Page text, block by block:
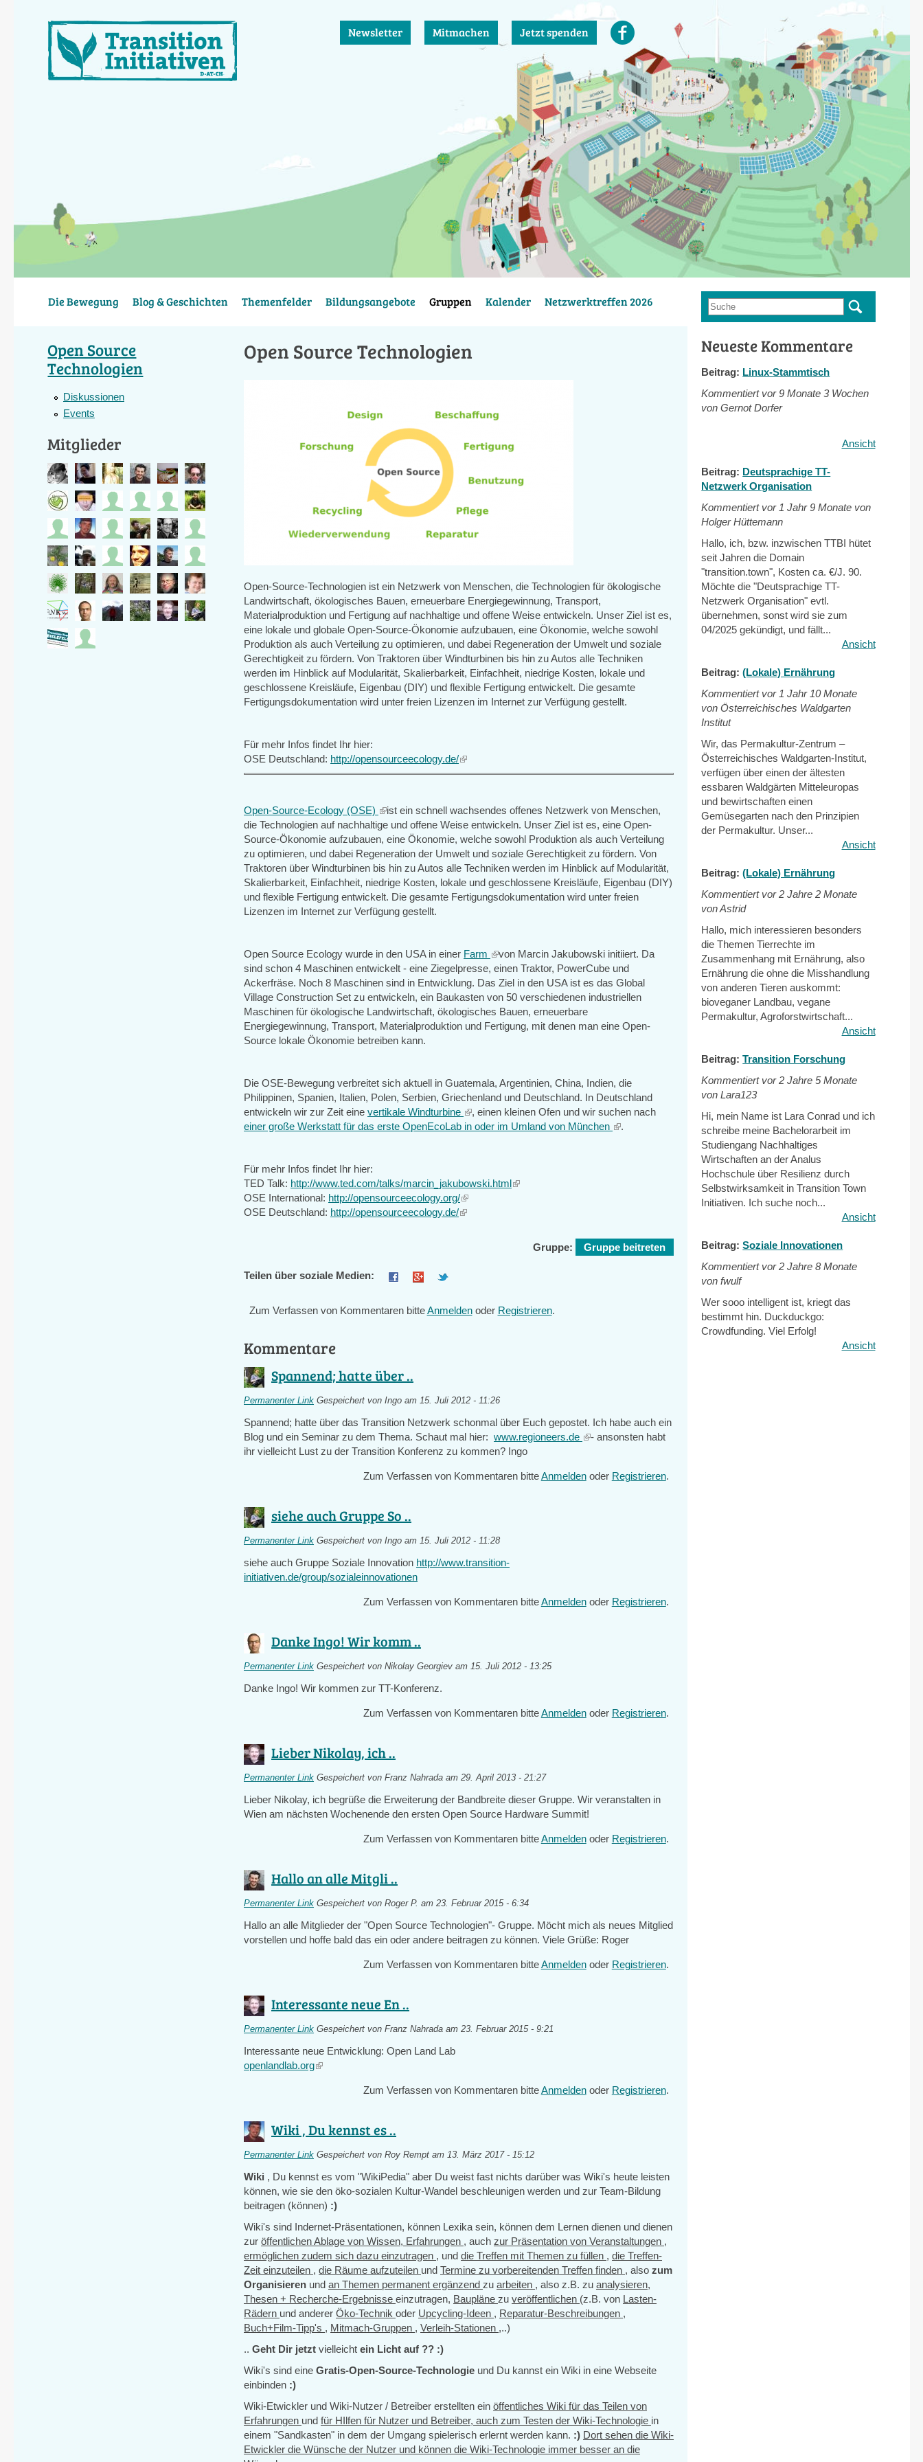
Newsletter Mitmachen Jetzt spenden
Die Bewegung Blog & Geschichten Themenfelder Bildungsangebote Gruppen Kalender Netzwerktreffen 2026
Open Source Technologien
Open-Source-Technologien ist ein Netzwerk von Menschen, die Technologien für ökologische
Landwirtschaft, ökologisches Bauen, erneuerbare Energiegewinnung, Transport,
Materialproduktion und Fertigung auf nachhaltige und offene Weise entwickeln. Unser Ziel ist es,
eine lokale und globale Open-Source-Ökonomie aufzubauen, eine Ökonomie, welche sowohl
Produktion als auch Verteilung zu optimieren, und dabei Regeneration der Umwelt und soziale
Gerechtigkeit zu fördern. Von Traktoren über Windturbinen bis hin zu Autos alle Techniken
werden im Hinblick auf Modularität, Skalierbarkeit, Einfachheit, niedrige Kosten, lokale und
geschlossene Kreisläufe, Eigenbau (DIY) und flexible Fertigung entwickelt. Die gesamte
Fertigungsdokumentation wird unter freien Lizenzen im Internet zur Verfügung gestellt.
Für mehr Infos findet Ihr hier:
OSE Deutschland: http://opensourceecology.de/(link
is
Open-Source-Ecology (OSE) (link
is
external)
ist ein schnell wachsendes offenes Netzwerk von Menschen,
die Technologien auf nachhaltige und offene Weise entwickeln. Unser Ziel ist es, eine Open-
Source-Ökonomie aufzubauen, eine Ökonomie, welche sowohl Produktion als auch Verteilung
zu optimieren, und dabei Regeneration der Umwelt und soziale Gerechtigkeit zu fördern. Von
Traktoren über Windturbinen bis hin zu Autos alle Techniken werden im Hinblick auf Modularität,
Skalierbarkeit, Einfachheit, niedrige Kosten, lokale und geschlossene Kreisläufe, Eigenbau (DIY)
und flexible Fertigung entwickelt. Die gesamte Fertigungsdokumentation wird unter freien
Lizenzen im Internet zur Verfügung gestellt.
Open Source Ecology wurde in den USA in einer Farm (link
is
external)
von Marcin Jakubowski initiiert. Da
sind schon 4 Maschinen entwickelt - eine Ziegelpresse, einen Traktor, PowerCube und
Ackerfräse. Noch 8 Maschinen sind in Entwicklung. Das Ziel in den USA ist es das Global
Village Construction Set zu entwickeln, ein Baukasten von 50 verschiedenen industriellen
Maschinen für ökologische Landwirtschaft, ökologisches Bauen, erneuerbare
Energiegewinnung, Transport, Materialproduktion und Fertigung, mit denen man eine Open-
Source lokale Ökonomie betreiben kann.
Die OSE-Bewegung verbreitet sich aktuell in Guatemala, Argentinien, China, Indien, die
Philippinen, Spanien, Italien, Polen, Serbien, Griechenland und Deutschland. In Deutschland
entwickeln wir zur Zeit einevertikale Windturbine (link
is
, einen kleinen Ofen und wir suchen nach
einer große Werkstatt für das erste OpenEcoLab in oder im Umland von München (link
.
Für mehr Infos findet Ihr hier:
TED Talk: http://www.ted.com/talks/marcin_jakubowski.html(link
OSE International: http://opensourceecology.org/(link
is
OSE Deutschland: http://opensourceecology.de/(link
Gruppe: Gruppe beitreten
Teilen über soziale Medien:
Zum Verfassen von Kommentaren bitteAnmeldenoder Registrieren.
Kommentare
Spannend; hatte über ..
Permanenter Link Gespeichert vonIngo am 15. Juli 2012 - 11:26
Spannend; hatte über das Transition Netzwerk schonmal über Euch gepostet. Ich habe auch ein
Blog und ein Seminar zu dem Thema. Schaut mal hier:www.regioneers.de (link
- ansonsten habt
ihr vielleicht Lust zu der Transition Konferenz zu kommen? Ingo
Zum Verfassen von Kommentaren bitteAnmeldenoder Registrieren.
siehe auch Gruppe So ..
Permanenter Link Gespeichert vonIngo am 15. Juli 2012 - 11:28
siehe auch Gruppe Soziale Innovation http://www.transition-
initiativen.de/group/sozialeinnovationen
Zum Verfassen von Kommentaren bitteAnmeldenoder Registrieren.
Danke Ingo! Wir komm ..
Permanenter Link Gespeichert vonNikolay Georgiev am 15. Juli 2012 - 13:25
Danke Ingo! Wir kommen zur TT-Konferenz.
Zum Verfassen von Kommentaren bitteAnmeldenoder Registrieren.
Lieber Nikolay, ich ..
Permanenter Link Gespeichert vonFranz Nahrada am 29. April 2013 - 21:27
Lieber Nikolay, ich begrüße die Erweiterung der Bandbreite dieser Gruppe. Wir veranstalten in
Wien am nächsten Wochenende den ersten Open Source Hardware Summit!
Zum Verfassen von Kommentaren bitteAnmeldenoder Registrieren.
Hallo an alle Mitgli ..
Permanenter Link Gespeichert vonRoger P. am 23. Februar 2015 - 6:34
Hallo an alle Mitglieder der "Open Source Technologien"- Gruppe. Möcht mich als neues Mitglied
vorstellen und hoffe bald das ein oder andere beitragen zu können. Viele Grüße: Roger
Zum Verfassen von Kommentaren bitteAnmeldenoder Registrieren.
Interessante neue En ..
Permanenter Link Gespeichert vonFranz Nahrada am 23. Februar 2015 - 9:21
Interessante neue Entwicklung: Open Land Lab
openlandlab.org(link
Zum Verfassen von Kommentaren bitteAnmeldenoder Registrieren.
Wiki , Du kennst es ..
Permanenter Link Gespeichert vonRoy Rempt am 13. März 2017 - 15:12
Wiki , Du kennst es vom "WikiPedia" aber Du weist fast nichts darüber was Wiki's heute leisten
können, wie sie den öko-sozialen Kultur-Wandel beschleunigen werden und zur Team-Bildung
beitragen (können) :)
Wiki's sind Indernet-Präsentationen, können Lexika sein, können dem Lernen dienen und dienen
zuröffentlichen Ablage von Wissen, Erfahrungen , auchzur Präsentation von Veranstaltungen ,
ermöglichen zudem sich dazu einzutragen , unddie Treffen mit Themen zu füllen ,die Treffen-
Zeit einzuteilen ,die Räume aufzuteilen undTermine zu vorbereitenden Treffen finden , alsozum
Organisieren undan Themen permanent ergänzendzuarbeiten , also z.B. zuanalysieren,
Thesen + Recherche-Ergebnisseeinzutragen, Bauplänezuveröffentlichen (z.B. von Lasten-
Rädern und andererÖko-Technikoder Upcycling-Ideen , Reparatur-Beschreibungen ,
Buch+Film-Tipp's , Mitmach-Gruppen ,Verleih-Stationen ,..)
..Geht Dir jetztvielleichtein Licht auf ?? :)
Wiki's sind eineGratis-Open-Source-Technologie und Du kannst ein Wiki in eine Webseite
einbinden :)
Wiki-Etwickler und Wiki-Nutzer / Betreiber erstellten einöffentliches Wiki für das Teilen von
Erfahrungen undfür HIlfen für Nutzer und Betreiber, auch zum Testen der Wiki-Technologie in
einem "Sandkasten" in dem der Umgang spielerisch erlernt werden kann. :) Dort sehen die Wiki-
Etwickler die Wünsche der Nutzer und können die Wiki-Technologie immer besser an die
Open Source
Technologien
Diskussionen
Events
Mitglieder
Suchformular
Suche
Neueste Kommentare
Beitrag: Linux-Stammtisch
Kommentiert vor9 Monate 3 Wochen
von Gernot Dorfer
Ansicht
Beitrag: Deutsprachige TT-
Netzwerk Organisation
Kommentiert vor 1 Jahr 9 Monate von
Holger Hüttemann
Hallo, ich, bzw. inzwischen TTBI hütet
seit Jahren die Domain
"transition.town", Kosten ca. €/J. 90.
Möchte die "Deutsprachige TT-
Netzwerk Organisation" evtl.
übernehmen, sonst wird sie zum
04/2025 gekündigt, und fällt...
Ansicht
Beitrag:(Lokale) Ernährung
Kommentiert vor 1 Jahr 10 Monate
von Österreichisches Waldgarten
Institut
Wir, das Permakultur-Zentrum –
Österreichisches Waldgarten-Institut,
verfügen über einen der ältesten
essbaren Waldgärten Mitteleuropas
und bewirtschaften einen
Gemüsegarten nach den Prinzipien
der Permakultur. Unser...
Ansicht
Beitrag:(Lokale) Ernährung
Kommentiert vor2 Jahre 2 Monate
von Astrid
Hallo, mich interessieren besonders
die Themen Tierrechte im
Zusammenhang mit Ernährung, also
Ernährung die ohne die Misshandlung
von anderen Tieren auskommt:
bioveganer Landbau, vegane
Permakultur, Agroforstwirtschaft...
Ansicht
Beitrag:Transition Forschung
Kommentiert vor2 Jahre 5 Monate
von Lara123
Hi, mein Name ist Lara Conrad und ich
schreibe meine Bachelorarbeit im
Studiengang Nachhaltiges
Wirtschaften an der Analus
Hochschule über Resilienz durch
Selbstwirksamkeit in Transition Town
Initiativen. Ich suche noch...
Ansicht
Beitrag:Soziale Innovationen
Kommentiert vor2 Jahre 8 Monate
von fwulf
Wer sooo intelligent ist, kriegt das
bestimmt hin. Duckduckgo:
Crowdfunding. Viel Erfolg!
Ansicht